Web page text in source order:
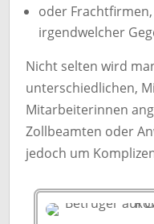
oder
irgendwelcher
Nicht selten wird
unterschiedlichen,
Mitarbeiterinnen
Zollbeamten oder
jedoch um